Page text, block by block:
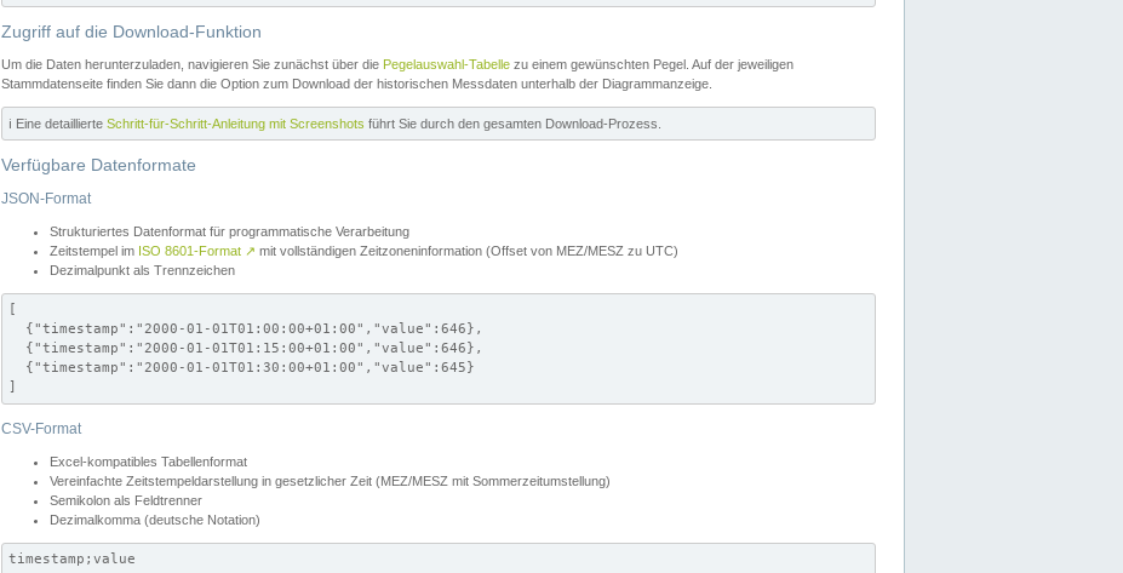
Zugriff auf die Download-Funktion
Um die Daten herunterzuladen, navigieren Sie zunächst über die Pegelauswahl-Tabelle zu einem gewünschten Pegel. Auf der jeweiligen
Stammdatenseite finden Sie dann die Option zum Download der historischen Messdaten unterhalb der Diagrammanzeige.
ℹ️ Eine detaillierte Schritt-für-Schritt-Anleitung mit Screenshots führt Sie durch den gesamten Download-Prozess.
Verfügbare Datenformate
JSON-Format
Strukturiertes Datenformat für programmatische Verarbeitung
Zeitstempel im ISO 8601-Format ↗ mit vollständigen Zeitzoneninformation (Offset von MEZ/MESZ zu UTC)
Dezimalpunkt als Trennzeichen
[
  {"timestamp":"2000-01-01T01:00:00+01:00","value":646},
  {"timestamp":"2000-01-01T01:15:00+01:00","value":646},
  {"timestamp":"2000-01-01T01:30:00+01:00","value":645}
]
CSV-Format
Excel-kompatibles Tabellenformat
Vereinfachte Zeitstempeldarstellung in gesetzlicher Zeit (MEZ/MESZ mit Sommerzeitumstellung)
Semikolon als Feldtrenner
Dezimalkomma (deutsche Notation)
timestamp;value